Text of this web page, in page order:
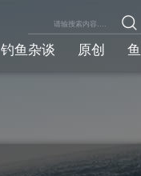
钓鱼杂谈 原创